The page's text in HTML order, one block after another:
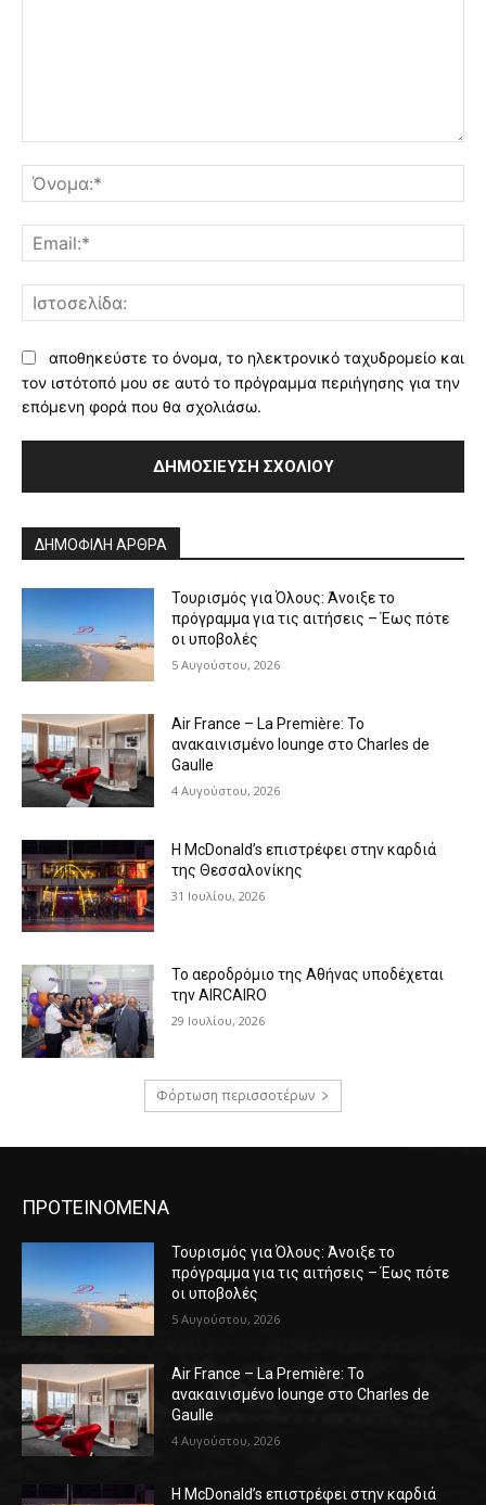
αποθηκεύστε το όνομα, το ηλεκτρονικό ταχυδρομείο και
τον ιστότοπό μου σε αυτό το πρόγραμμα περιήγησης για την
επόμενη φορά που θα σχολιάσω.
ΔΗΜΟΦΙΛΗ ΑΡΘΡΑ
Τουρισμός για Όλους: Άνοιξε το
πρόγραμμα για τις αιτήσεις – Έως πότε
οι υποβολές
5 Αυγούστου, 2026
Air France – La Première: Το
ανακαινισμένο lounge στο Charles de
Gaulle
4 Αυγούστου, 2026
Η McDonald’s επιστρέφει στην καρδιά
της Θεσσαλονίκης
31 Ιουλίου, 2026
Το αεροδρόμιο της Αθήνας υποδέχεται
την AIRCAIRO
29 Ιουλίου, 2026
Φόρτωση περισσοτέρων
ΠΡΟΤΕΙΝΟΜΕΝΑ
Τουρισμός για Όλους: Άνοιξε το
πρόγραμμα για τις αιτήσεις – Έως πότε
οι υποβολές
5 Αυγούστου, 2026
Air France – La Première: Το
ανακαινισμένο lounge στο Charles de
Gaulle
4 Αυγούστου, 2026
Η McDonald’s επιστρέφει στην καρδιά